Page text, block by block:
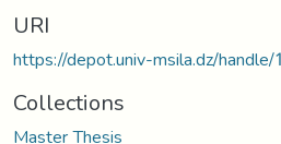
URI
https://depot.univ-msila.dz/
Collections
Master Thesis